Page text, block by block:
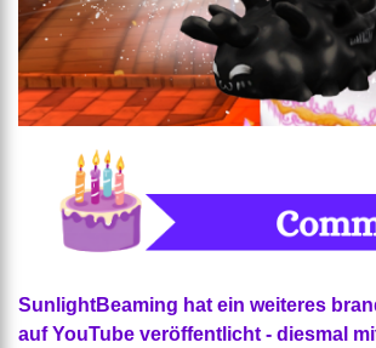
SunlightBeaming hat ein weiteres
auf YouTube veröffentlicht - diesmal